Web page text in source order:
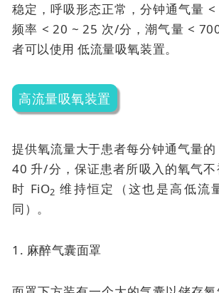
稳定，呼吸形态正常，分钟通气量
频率 < 20 ~ 25 次/分，潮气量 <
者可以使用低流量吸氧装置。
高流量吸氧装置
提供氧流量大于患者每分钟通气量
40 升/分，保证患者所吸入的氧气
时 FiO2 维持恒定（这也是高低流
同）。
1. 麻醉气囊面罩